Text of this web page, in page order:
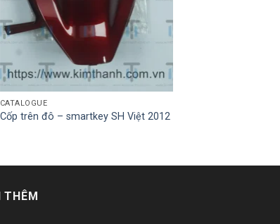
CATALOGUE
Cốp trên đô – smartkey SH Việt 2012
THÊM